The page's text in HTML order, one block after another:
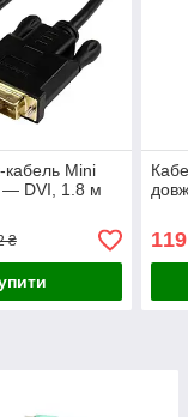
кабель Mini
— DVI, 1.8 м
₴ 119